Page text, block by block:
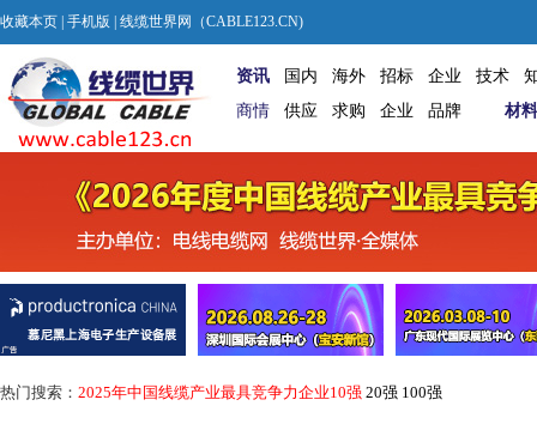
收藏本页 手机版 | 线缆世界网（CABLE123.CN)
资讯 国内 海外 招标 企业 技术
商情
供应 求购 企业 品牌 材料
热门搜索： 2025年中国线缆产业最具竞争力企业10强 20强 100强